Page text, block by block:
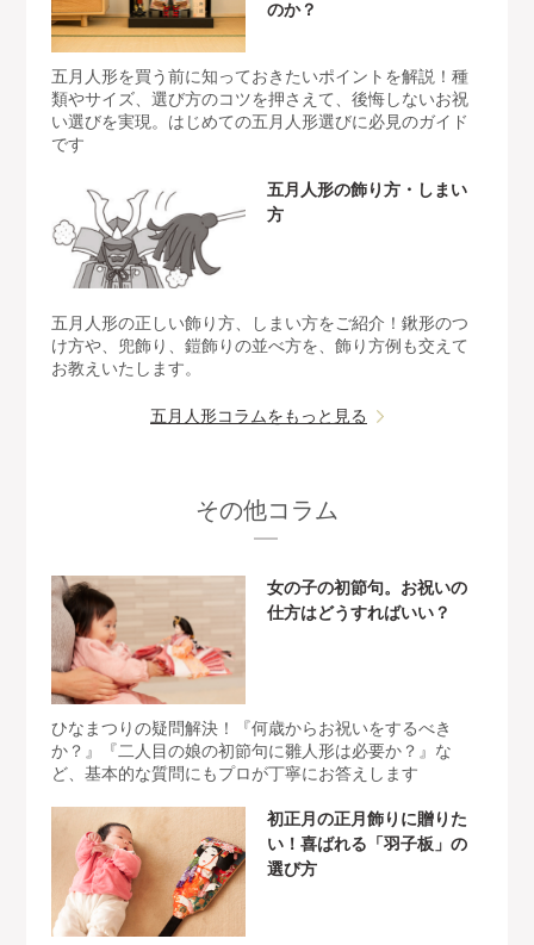
のか？
五月人形を買う前に知っておきたいポイントを解説！種
類やサイズ、選び方のコツを押さえて、後悔しないお祝
い選びを実現。はじめての五月人形選びに必見のガイド
です
五月人形の飾り方・しまい
方
五月人形の正しい飾り方、しまい方をご紹介！鍬形のつ
け方や、兜飾り、鎧飾りの並べ方を、飾り方例も交えて
お教えいたします。
五月人形コラムをもっと見る
その他コラム
女の子の初節句。お祝いの
仕方はどうすればいい？
ひなまつりの疑問解決！『何歳からお祝いをするべき
か？』『二人目の娘の初節句に雛人形は必要か？』な
ど、基本的な質問にもプロが丁寧にお答えします
初正月の正月飾りに贈りた
い！喜ばれる「羽子板」の
選び方